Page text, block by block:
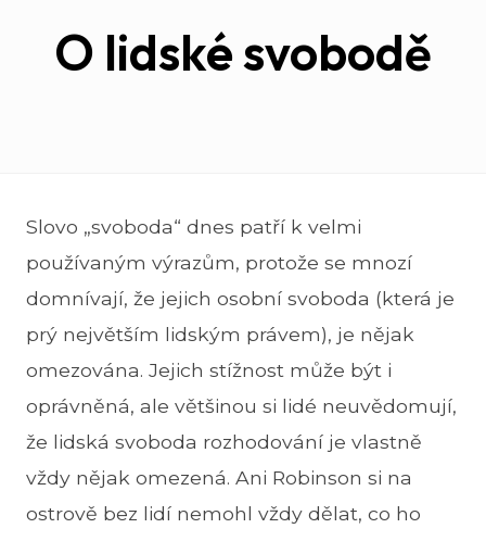
O lidské svobodě
Slovo „svoboda“ dnes patří k velmi
používaným výrazům, protože se mnozí
domnívají, že jejich osobní svoboda (která je
prý největším lidským právem), je nějak
omezována. Jejich stížnost může být i
oprávněná, ale většinou si lidé neuvědomují,
že lidská svoboda rozhodování je vlastně
vždy nějak omezená. Ani Robinson si na
ostrově bez lidí nemohl vždy dělat, co ho